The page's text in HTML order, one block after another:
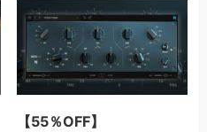
【55％OFF】